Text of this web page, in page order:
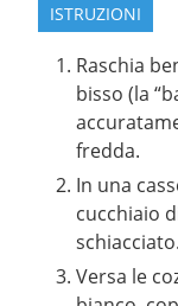
ISTRUZIONI
Raschia
bisso (la
fredda.
In una
cucchiaio
schiacciato.
Versa le